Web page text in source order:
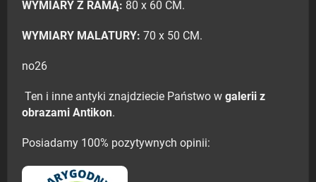
WYMIARY Z RAMĄ: 80 x 60 CM.
WYMIARY MALATURY: 70 x 50 CM.
no26
Ten i inne antyki znajdziecie Państwo w galerii z
obrazami Antikon.
Posiadamy 100% pozytywnych opinii: